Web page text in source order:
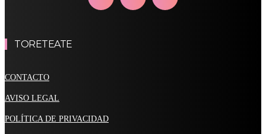
TORETEATE
CONTACTO
AVISO LEGAL
POLÍTICA DE PRIVACIDAD